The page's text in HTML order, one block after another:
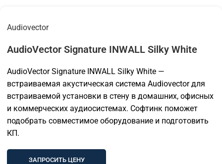
Audiovector
AudioVector Signature INWALL Silky White
AudioVector Signature INWALL Silky White —
встраиваемая акустическая система Audiovector для
встраиваемой установки в стену в домашних, офисных
и коммерческих аудиосистемах. Софтинк поможет
подобрать совместимое оборудование и подготовить
КП.
ЗАПРОСИТЬ ЦЕНУ